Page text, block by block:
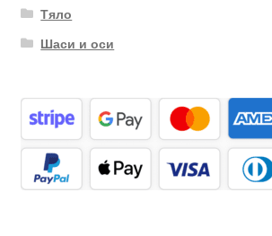
Тяло
Шаси и оси